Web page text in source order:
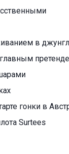
в
гонки в
Surtees